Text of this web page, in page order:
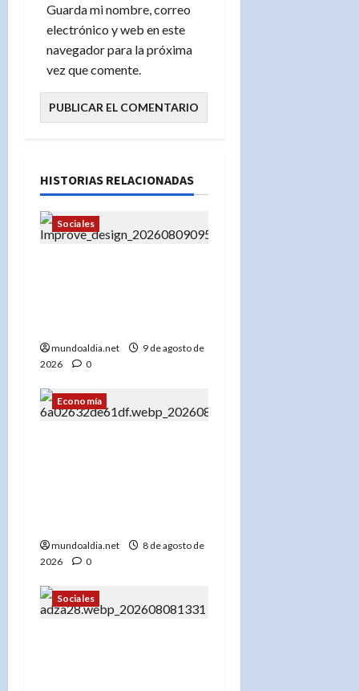
Guarda mi nombre, correo
electrónico y web en este
navegador para la próxima
vez que comente.
HISTORIAS RELACIONADAS
Sociales
mundoaldia.net
9 de agosto de
2026
0
Economía
mundoaldia.net
8 de agosto de
2026
0
Sociales